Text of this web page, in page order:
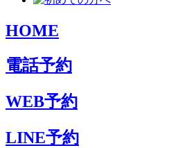
HOME
電話予約
WEB予約
LINE予約